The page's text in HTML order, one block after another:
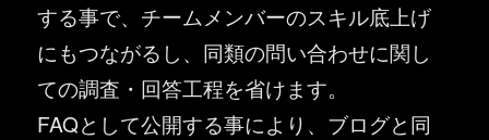
する事で、チームメンバーのスキル底上げ
にもつながるし、同類の問い合わせに関し
ての調査・回答工程を省けます。
FAQとして公開する事により、ブログと同